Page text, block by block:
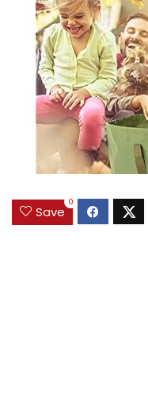
Save
0